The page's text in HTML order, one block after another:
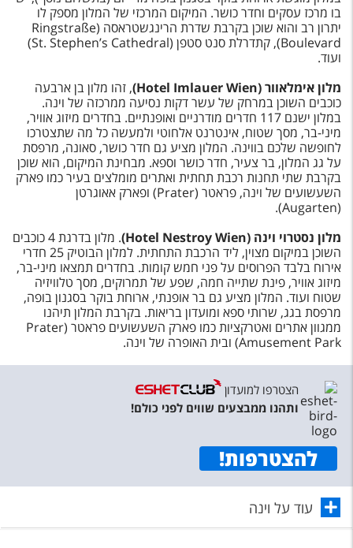
שירות לקוחות
טופס צור קשר
תקנון
נגישות
עקבו אחרינו
בו מרכז עסקים וחדר כושר. המיקום המרכזי של המלון מספק לו
יתרון רב והוא שוכן בקרבת שדרת הרינגשטראסה (Ringstraße
Boulevard), קתדרלת סנט סטפן (St. Stephen’s Cathedral)
ועוד.
מלון אימלאוור (Hotel Imlauer Wien
), זהו מלון בן ארבעה
כוכבים השוכן במרחק של עשר דקות נסיעה ממרכזה של וינה.
במלון ישנם 117 חדרים מודרניים ואופנתיים. בחדרים מיזוג אוויר,
מיני-בר, מסך שטוח, אינטרנט אלחוטי ולמעשה כל מה שתצטרכו
לחופשה שלכם בווינה. המלון מציע גם חדר כושר, סאונה, מרפסת
על גג המלון, בר צעיר, חדר כושר וספא. מבחינת המיקום, הוא שוכן
בקרבת שתי תחנות רכבת תחתית ואתרים מומלצים בעיר כמו פארק
השעשועים של וינה, פראטר (Prater) ופארק אאוגרטן
(Augarten).
מלון נסטרוי וינה (Hotel Nestroy Wien
)
. מלון בדרגת 4 כוכבים
השוכן במיקום מצוין, ליד הרכבת התחתית. למלון הבוטיק 25 חדרי
אירוח בלבד הפרוסים על פני חמש קומות. בחדרים תמצאו מיני-בר,
מיזוג אוויר, פינת שתייה חמה, שפע של תמרוקים, מסך טלוויזיה
שטוח ועוד. המלון מציע גם בר אופנתי, ארוחת בוקר בסגנון בופה,
מרפסת בגג, שרותי ספא ומועדון בריאות. בקרבת המלון תיהנו
ממגוון אתרים ואטרקציות כמו פארק השעשועים פראטר (Prater
Amusement Park) ובית האופרה של וינה.
הצטרפו למועדון
ותהנו ממבצעים שווים לפני כולם!
להצטרפות!
עוד על וינה